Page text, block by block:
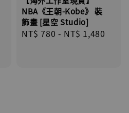
NBA《王朝-Kobe》 裝
飾畫 [星空 Studio]
Regular
NT$ 780 - NT$ 1,480